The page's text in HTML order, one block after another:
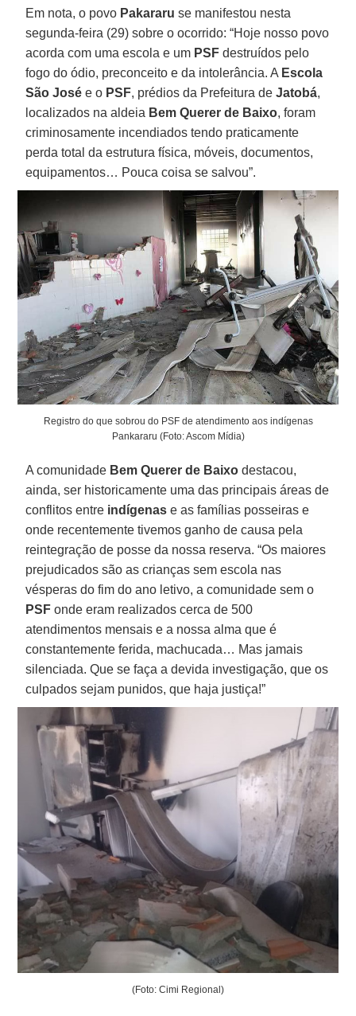
Em nota, o povo Pakararu se manifestou nesta
segunda-feira (29) sobre o ocorrido: “Hoje nosso povo
acorda com uma escola e um PSF destruídos pelo
fogo do ódio, preconceito e da intolerância. A Escola
São José e o PSF, prédios da Prefeitura de Jatobá,
localizados na aldeia Bem Querer de Baixo, foram
criminosamente incendiados tendo praticamente
perda total da estrutura física, móveis, documentos,
equipamentos… Pouca coisa se salvou”.
Registro do que sobrou do PSF de atendimento aos indígenas
Pankararu (Foto: Ascom Mídia)
A comunidade Bem Querer de Baixo destacou,
ainda, ser historicamente uma das principais áreas de
conflitos entre indígenas e as famílias posseiras e
onde recentemente tivemos ganho de causa pela
reintegração de posse da nossa reserva. “Os maiores
prejudicados são as crianças sem escola nas
vésperas do fim do ano letivo, a comunidade sem o
PSF onde eram realizados cerca de 500
atendimentos mensais e a nossa alma que é
constantemente ferida, machucada… Mas jamais
silenciada. Que se faça a devida investigação, que os
culpados sejam punidos, que haja justiça!”
(Foto: Cimi Regional)